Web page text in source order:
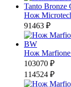
Нож
91463 ₽
Нож Marfione
103070 ₽
114524 ₽